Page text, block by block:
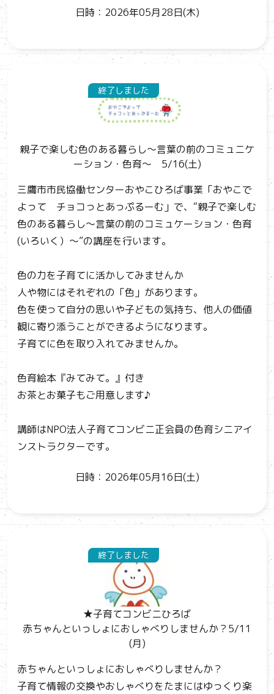
日時：2026年05月28日(木)
終了しました
親子で楽しむ色のある暮らし～言葉の前のコミュニケ
ーション・色育～ 5/16(土)
三鷹市市民協働センターおやこひろば事業「おやこで
よって チョコっとあっぷるーむ」で、“親子で楽しむ
色のある暮らし～言葉の前のコミュケーション・色育
(いろいく）〜”の講座を行います。
色の力を子育てに活かしてみませんか
人や物にはそれぞれの「色」があります。
色を使って自分の思いや子どもの気持ち、他人の価値
観に寄り添うことができるようになります。
子育てに色を取り入れてみませんか。
色育絵本『みてみて。』付き
お茶とお菓子もご用意します♪
講師はNPO法人子育てコンビニ正会員の色育シニアイ
ンストラクターです。
日時：2026年05月16日(土)
終了しました
★子育てコンビニひろば
赤ちゃんといっしょにおしゃべりしませんか？5/11
(月)
赤ちゃんといっしょにおしゃべりしませんか？
子育て情報の交換やおしゃべりをたまにはゆっくり楽